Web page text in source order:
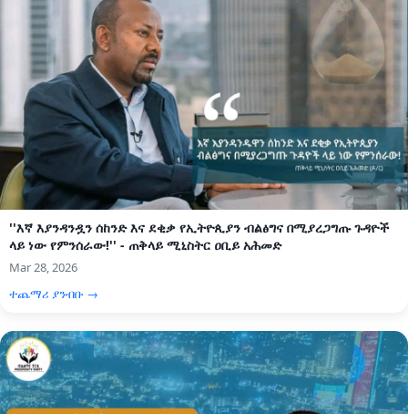
''እኛ እያንዳንዷን ሰከንድ እና ደቂቃ የኢትዮጲያን ብልፅግና በሚያረጋግጡ ጉዳዮች
ላይ ነው የምንሰራው!'' - ጠቅላይ ሚኒስትር ዐቢይ አሕመድ
Mar 28, 2026
ተጨማሪ ያንብቡ →